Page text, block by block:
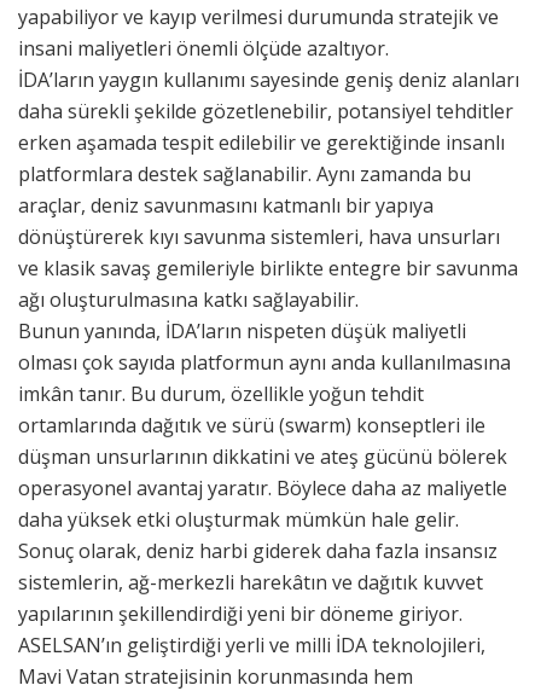
yapabiliyor ve kayıp verilmesi durumunda stratejik ve
insani maliyetleri önemli ölçüde azaltıyor.
İDA’ların yaygın kullanımı sayesinde geniş deniz alanları
daha sürekli şekilde gözetlenebilir, potansiyel tehditler
erken aşamada tespit edilebilir ve gerektiğinde insanlı
platformlara destek sağlanabilir. Aynı zamanda bu
araçlar, deniz savunmasını katmanlı bir yapıya
dönüştürerek kıyı savunma sistemleri, hava unsurları
ve klasik savaş gemileriyle birlikte entegre bir savunma
ağı oluşturulmasına katkı sağlayabilir.
Bunun yanında, İDA’ların nispeten düşük maliyetli
olması çok sayıda platformun aynı anda kullanılmasına
imkân tanır. Bu durum, özellikle yoğun tehdit
ortamlarında dağıtık ve sürü (swarm) konseptleri ile
düşman unsurlarının dikkatini ve ateş gücünü bölerek
operasyonel avantaj yaratır. Böylece daha az maliyetle
daha yüksek etki oluşturmak mümkün hale gelir.
Sonuç olarak, deniz harbi giderek daha fazla insansız
sistemlerin, ağ-merkezli harekâtın ve dağıtık kuvvet
yapılarının şekillendirdiği yeni bir döneme giriyor.
ASELSAN’ın geliştirdiği yerli ve milli İDA teknolojileri,
Mavi Vatan stratejisinin korunmasında hem